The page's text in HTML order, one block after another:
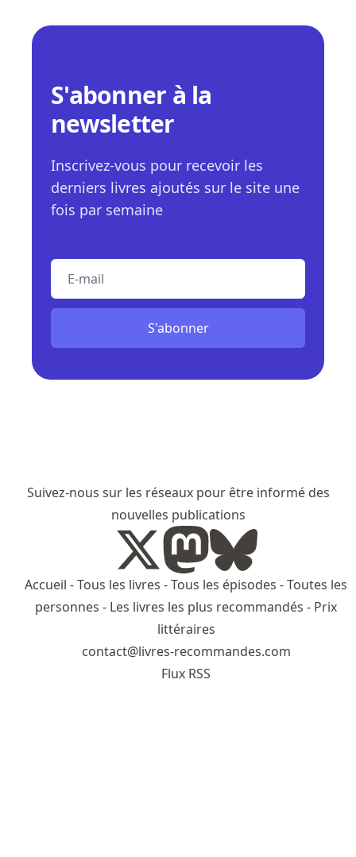
S'abonner à la
newsletter
Inscrivez-vous pour recevoir les
derniers livres ajoutés sur le site une
fois par semaine
S'abonner
Suivez-nous sur les réseaux pour être informé des
nouvelles publications
Accueil -Tous les livres -Tous les épisodes -Toutes les
personnes - Les livres les plus recommandés - Prix
littéraires
contact@livres-recommandes.com
Flux RSS